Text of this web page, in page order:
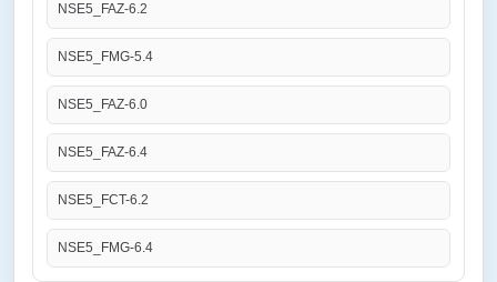
NSE5_FAZ-6.2
NSE5_FMG-5.4
NSE5_FAZ-6.0
NSE5_FAZ-6.4
NSE5_FCT-6.2
NSE5_FMG-6.4